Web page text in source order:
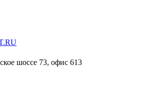
шоссе 73, офис 613